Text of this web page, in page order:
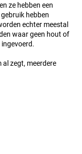
ze hebben een
hebben
echter meestal
waar geen hout of
al zegt, meerdere